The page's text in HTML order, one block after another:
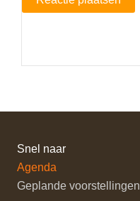
Snel naar
Agenda
Geplande voorstellingen